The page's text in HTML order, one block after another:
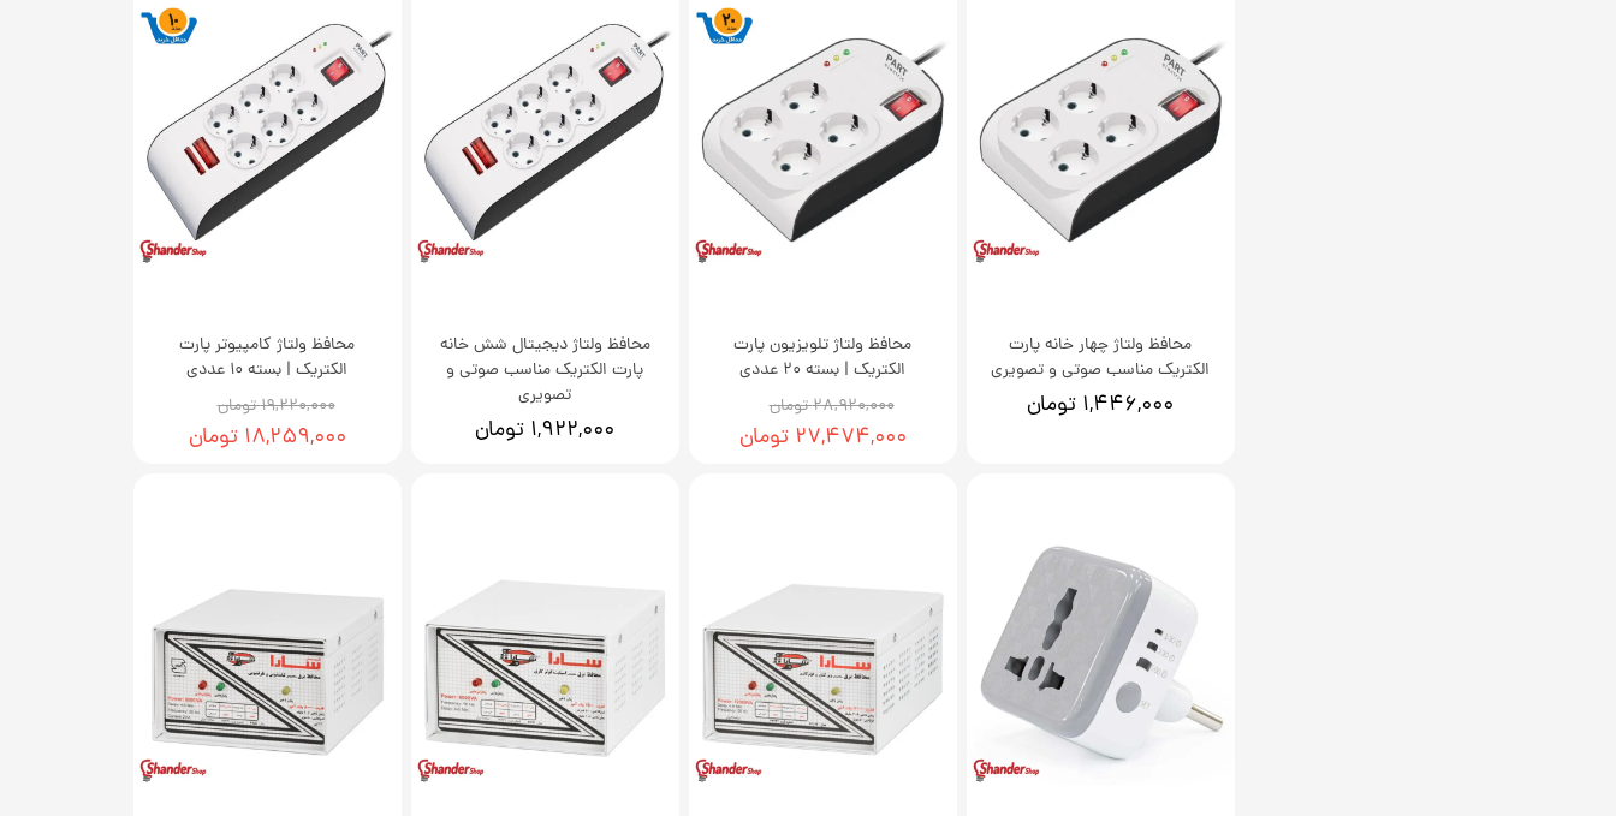
محافظ ولتاژ چهار خانه پارت
الکتریک مناسب صوتی و تصویری
۱,۴۴۶,۰۰۰ تومان
محافظ ولتاژ تلویزیون پارت
الکتریک | بسته 20 عددی
۲۸,۹۲۰,۰۰۰ تومان
۲۷,۴۷۴,۰۰۰ تومان
محافظ ولتاژ دیجیتال شش خانه
پارت الکتریک مناسب صوتی و
تصویری
۱,۹۲۲,۰۰۰ تومان
محافظ ولتاژ کامپیوتر پارت
الکتریک | بسته 10 عددی
۱۹,۲۲۰,۰۰۰ تومان
۱۸,۲۵۹,۰۰۰ تومان